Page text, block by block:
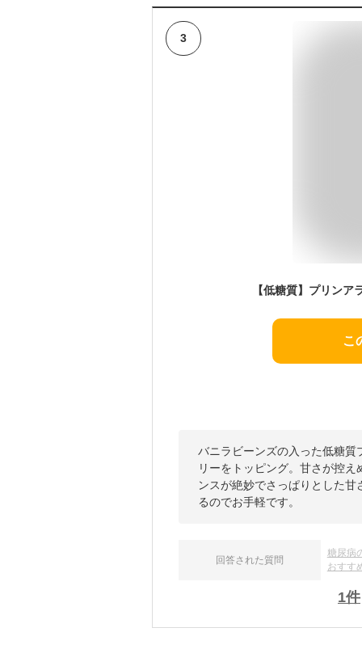
3
こ
バニラビーンズの入った低糖
リーをトッピング。甘さが控
ンスが絶妙でさっぱりとした
るのでお手軽です。
回答された質問
糖尿病
おすす
1件